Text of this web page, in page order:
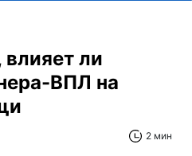
ли
ВПЛ на
2 мин